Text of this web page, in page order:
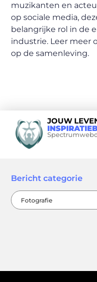
muzikanten en
op sociale media,
belangrijke rol in de
industrie. Leer meer
op de samenleving.
JOUW
Bericht categorie